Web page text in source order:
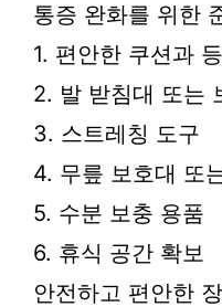
통증 완화를 위한
1. 편안한 쿠션과
2. 발 받침대 또는
3. 스트레칭 도구
4. 무릎 보호대 또
5. 수분 보충 용품
6. 휴식 공간 확보
안전하고 편안한